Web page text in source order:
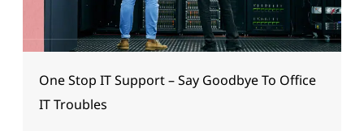
One Stop IT Support – Say Goodbye To Office
IT Troubles